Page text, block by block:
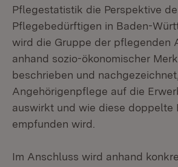
Pflegestatistik die Perspektive
Pflegebedürftigen in Baden-
wird die Gruppe der pflegenden
anhand sozio-ökonomischer
beschrieben und
Angehörigenpflege auf die
auswirkt und wie diese doppelte
empfunden wird.
Im Anschluss wird anhand